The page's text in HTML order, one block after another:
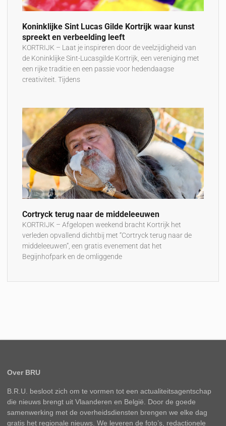
Koninklijke Sint Lucas Gilde Kortrijk waar kunst
spreekt en verbeelding leeft
KORTRIJK – Laat je inspireren door de veelzijdigheid van
de Koninklijke Sint-Lucasgilde Kortrijk, een vereniging met
een rijke traditie en een passie voor hedendaagse
creativiteit. Tijdens
Cortryck terug naar de middeleeuwen
KORTRIJK – Afgelopen weekend bracht Kortrijk het
verleden opvallend dichtbij met “Cortryck terug naar de
middeleeuwen”, een gratis evenement dat het
Begijnhofpark en de omliggende
Over BRU
B.R.U. besloot zich om te vormen tot een actualiteitsagentschap
die nieuws brengt uit Vlaanderen en België. Door de goede
samenwerking met de overheidsdiensten brengen we elke dag
gratis het regionale nieuws. We leveren de foto’s, redactionele